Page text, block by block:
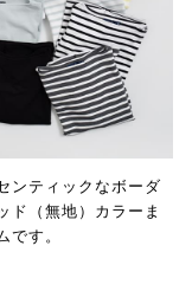
ンティックなボーダ
ド（無地）カラーま
す。